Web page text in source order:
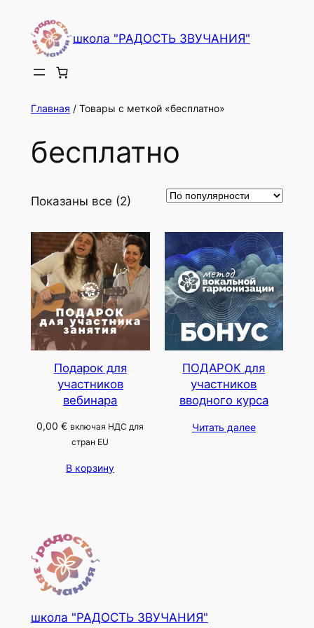
содержимому
школа "РАДОСТЬ ЗВУЧАНИЯ"
Главная / Товары с меткой «бесплатно»
бесплатно
Показаны все (2)
Подарок для
участников
вебинара
0,00€ включая НДС для
стран EU
В корзину
ПОДАРОК для
участников
вводного курса
Читать далее
школа "РАДОСТЬ ЗВУЧАНИЯ"